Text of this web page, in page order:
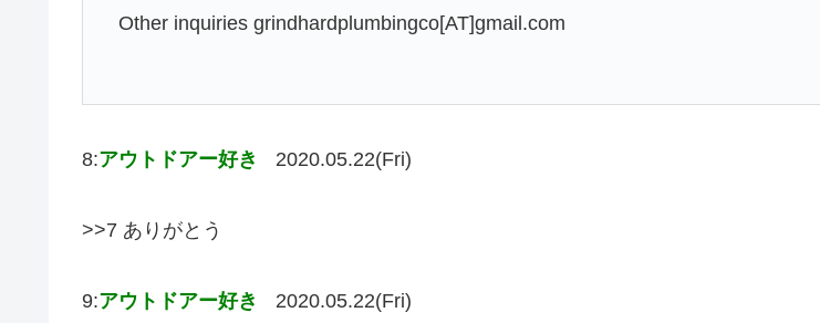
Other inquiries grindhardplumbingco[AT]gmail.com
8:アウトドアー好き 2020.05.22(Fri)
>>7 ありがとう
9:アウトドアー好き 2020.05.22(Fri)